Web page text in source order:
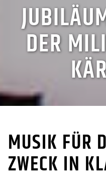
DER
MUSIK FÜR
ZWECK IN